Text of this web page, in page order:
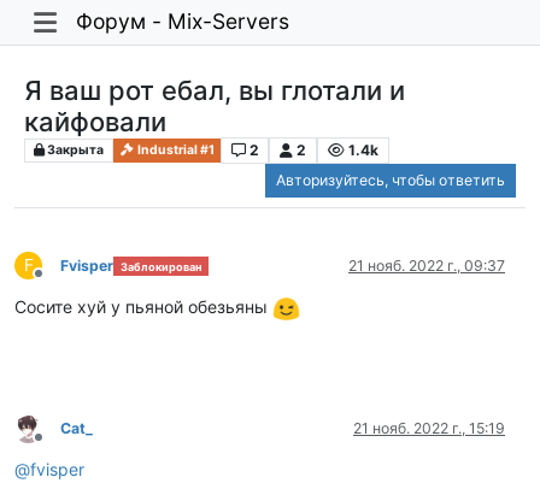
Форум - Mix-Servers
Я ваш рот ебал, вы глотали и
кайфовали
Закрыта Industrial #1 2 2
1.4k
Авторизуйтесь, чтобы ответить
F
Не в сети
Fvisper Заблокирован 21 нояб. 2022 г., 09:37
Сосите хуй у пьяной обезьяны
Не в сети
Cat_ 21 нояб. 2022 г., 15:19
@fvisper